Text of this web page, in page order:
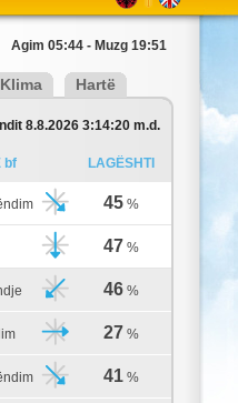
Agim 05:44 - Muzg 19:51
Klima Hartë
8.8.2026 3:14:20 m.d.
bf LAGËSHTI
45 %
47 %
46 %
27 %
41 %